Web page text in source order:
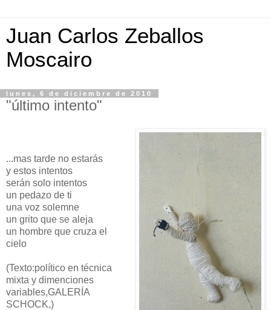
Juan Carlos Zeballos
Moscairo
lunes, 6 de diciembre de 2010
"último intento"
...mas tarde no estarás
y estos intentos
serán solo intentos
un pedazo de ti
una voz solemne
un grito que se aleja
un hombre que cruza el
cielo
(Texto:político en técnica
mixta y dimenciones
variables,GALERÍA
SCHOCK,)